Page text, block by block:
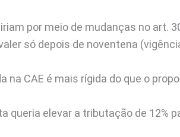
por meio de mudanças no art.
só depois de noventena
na CAE é mais rígida do que o
queria elevar a tributação de 12%